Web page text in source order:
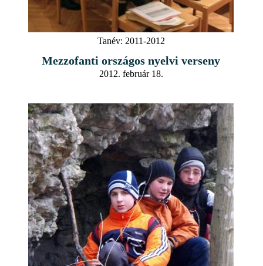
Tanév: 2011-2012
Mezzofanti országos nyelvi verseny
2012. február 18.